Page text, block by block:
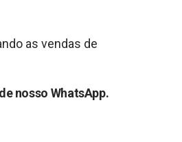
as vendas de
nosso WhatsApp.